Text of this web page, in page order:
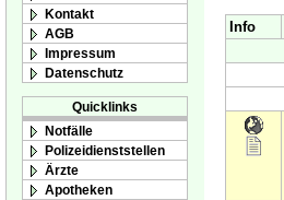
Kontakt
AGB
Impressum
Datenschutz
Quicklinks
Notfälle
Polizeidienststellen
Ärzte
Apotheken
Info